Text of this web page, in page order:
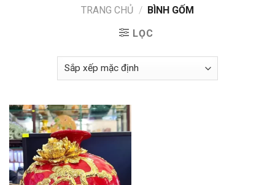
TRANG CHỦ / BÌNH GỐM
LỌC